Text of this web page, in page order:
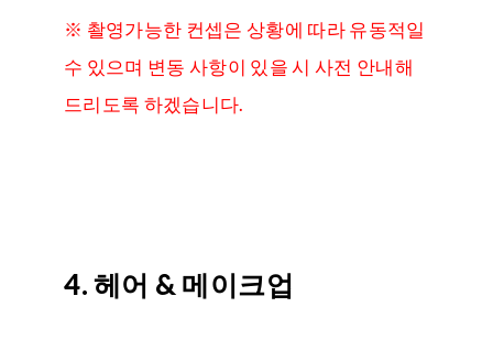
※ 촬영가능한 컨셉은 상황에 따라 유동적일
수 있으며 변동 사항이 있을 시 사전 안내해
드리도록 하겠습니다.
4. 헤어 & 메이크업